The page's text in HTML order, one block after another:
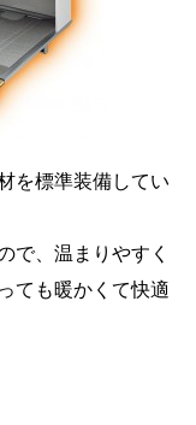
を標準装備してい
で、温まりやすく
ても暖かくて快適